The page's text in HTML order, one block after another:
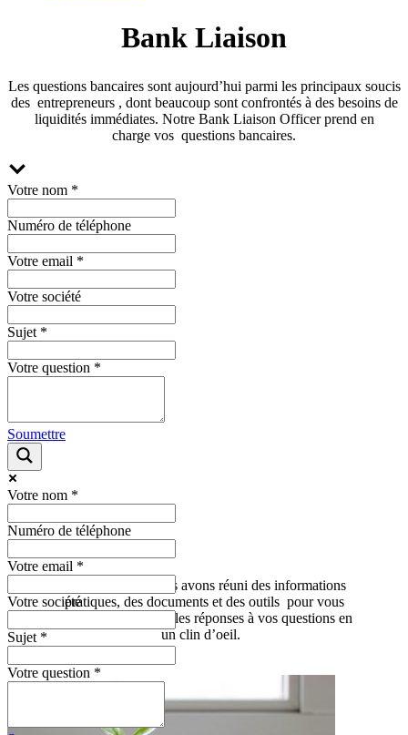
Bank Liaison
Les questions bancaires sont aujourd’hui parmi les principaux soucis
des entrepreneurs , dont beaucoup sont confrontés à des besoins de
liquidités immédiates. Notre Bank Liaison Officer prend en
charge vos questions bancaires.
Votre nom *
Numéro de téléphone
Votre email *
Votre société
Sujet *
Votre question *
Soumettre
Votre nom *
Numéro de téléphone
Votre email *
Votre société
Sujet *
Votre question *
Sur cette page, nous avons réuni des informations
pratiques, des documents et des outils pour vous
permettre de trouver les réponses à vos questions en
un clin d’oeil.